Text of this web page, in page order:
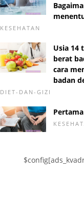
KESEHATAN
Usia 14
berat
cara
badan
DIET-DAN-GIZI